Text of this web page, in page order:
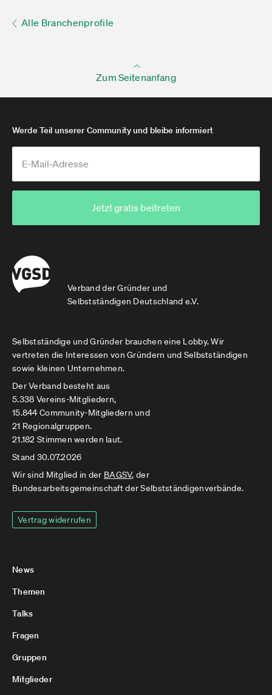
Alle Branchenprofile
Zum Seitenanfang
Verband der Gründer und
Selbstständigen Deutschland e.V.
Werde Teil unserer Community und bleibe informiert
Jetzt gratis beitreten
Selbstständige und Gründer brauchen eine Lobby. Wir
vertreten die Interessen von Gründern und Selbstständigen
sowie kleinen Unternehmen.
Der Verband besteht aus
5.338 Vereins-Mitgliedern,
15.844 Community-Mitgliedern und
21 Regionalgruppen.
21.182 Stimmen werden laut.
Stand 30.07.2026
Wir sind Mitglied in der BAGSV, der
Bundesarbeitsgemeinschaft der Selbstständigenverbände.
Vertrag widerrufen
News
Themen
Talks
Fragen
Gruppen
Mitglieder